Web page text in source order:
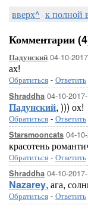
вверх^ к полной
Комментарии
Падунский 04-10-
ах!
Обратиться - Ответить
Shraddha 04-10-
Падунский, ))) ох!
Обратиться - Ответить
Starsmooncats 04-
красотень
Обратиться - Ответить
Shraddha 04-10-
Nazarey, ага,
Обратиться - Ответить